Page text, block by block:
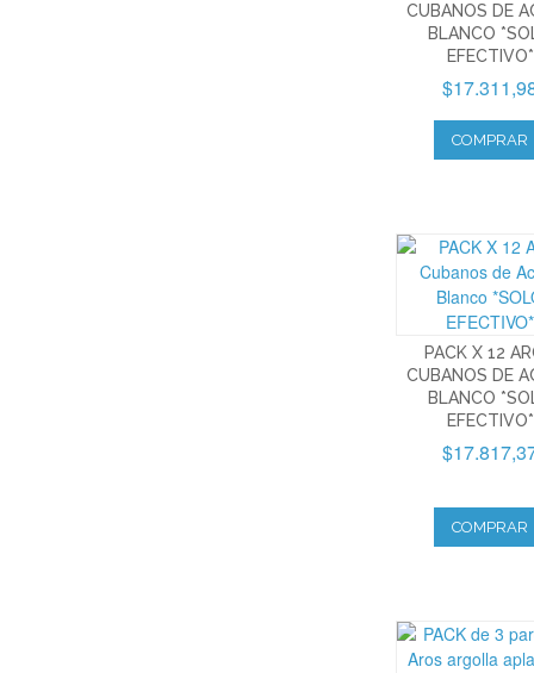
CUBANOS DE
BLANCO
EFECTIVO*
COMPRAR
PACK X 12
CUBANOS DE
BLANCO
EFECTIVO*
COMPRAR